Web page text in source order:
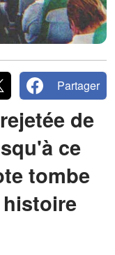
Partager
de
ce
tombe